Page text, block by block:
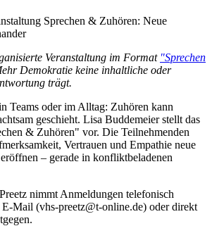
Veranstaltung im Format "Sprechen
Demokratie keine inhaltliche oder
trägt.
Teams oder im Alltag: Zuhören kann
geschieht. Lisa Buddemeier stellt das
& Zuhören" vor. Die Teilnehmenden
Vertrauen und Empathie neue
– gerade in konfliktbeladenen
nimmt Anmeldungen telefonisch
Mail (vhs-preetz@t-online.de) oder direkt